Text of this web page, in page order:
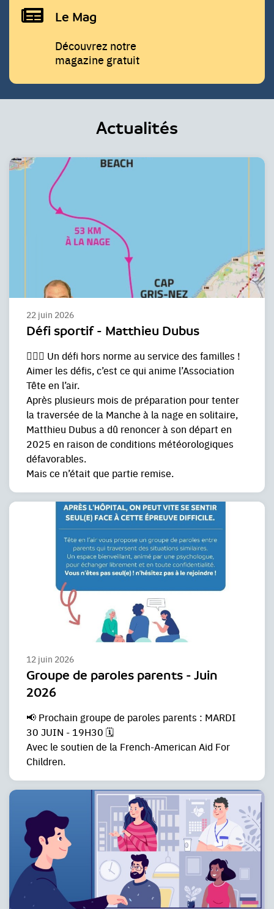
Le Mag
Découvrez notre
magazine gratuit
Actualités
22 juin 2026
Défi sportif - Matthieu Dubus
🏊🏻💙 Un défi hors norme au service des familles !
Aimer les défis, c’est ce qui anime l’Association
Tête en l’air.
Après plusieurs mois de préparation pour tenter
la traversée de la Manche à la nage en solitaire,
Matthieu Dubus a dû renoncer à son départ en
2025 en raison de conditions météorologiques
défavorables.
Mais ce n’était que partie remise.
12 juin 2026
Groupe de paroles parents - Juin
2026
📢 Prochain groupe de paroles parents : MARDI
30 JUIN - 19H30 🗓️
Avec le soutien de la French-American Aid For
Children.